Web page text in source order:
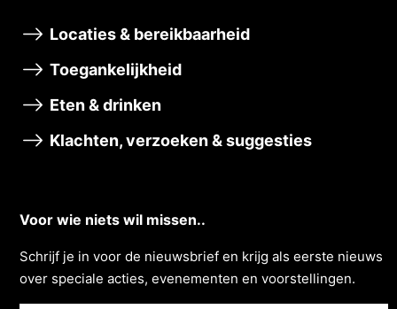
Locaties & bereikbaarheid
Toegankelijkheid
Eten & drinken
Klachten, verzoeken & suggesties
Voor wie niets wil missen..
Schrĳf je in voor de nieuwsbrief en krĳg als eerste nieuws
over speciale acties, evenementen en voorstellingen.